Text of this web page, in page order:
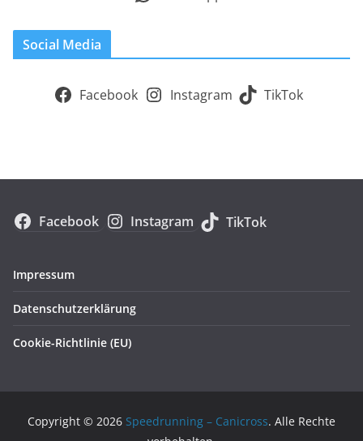
Social Media
Facebook Instagram TikTok
Facebook Instagram TikTok
Impressum
Datenschutzerklärung
Cookie-Richtlinie (EU)
Copyright © 2026 Speedrunning – Canicross. Alle Rechte